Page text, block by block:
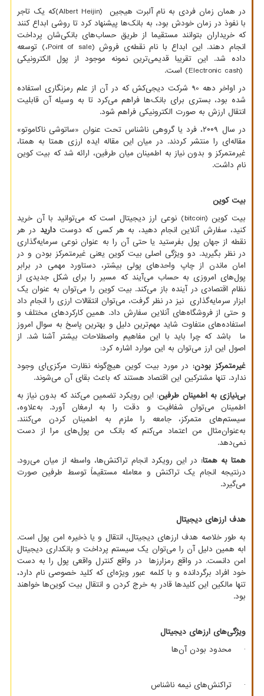
در همان زمان فردی به نام آلبرت هیجین (Albert Heijin)که یک تاجر
با نفوذ در زمان خودش بود، به بانک‌ها پیشنهاد کرد تا روشی ابداع کنند
که خریداران بتوانند مستقیما از طریق حساب‌های بانکی‌شان پرداخت
انجام دهند. این ابداع با نام نقطه‌ی فروش Point of sale)،( توسعه
داده شد. این تقریبا قدیمی‌ترین نمونه موجود از پول الکترونیکی
(Electronic cash) است.
در اواخر دهه 90 شرکت دیجی‌کش که در آن از علم رمزنگاری استفاده
شده بود، بستری برای بانک‌ها فراهم می‌کرد تا به وسیله آن قابلیت
انتقال ارزش به صورت الکترونیکی فراهم شود.
در سال ۲۰۰۹، فرد یا گروهی ناشناس تحت عنوان «ساتوشی ناکاموتو»
مقاله‌ای را منتشر کردند. در میان این مقاله ایده ارزی همتا به همتا،
غیرمتمرکز و بدون نیاز به اطمینان میان طرفین، ارائه شد که بیت کوین
نام داشت.
بیت کوین
بیت کوین(bitcoin) نوعی ارز دیجیتال است که می‌توانید با آن خرید
کنید، سفارش‌ آنلاین انجام دهید، به هر کسی که دوستدارید در هر
نقطه از جهان پول بفرستید یا حتی آن را به عنوان نوعی سرمایه‌گذاری
در نظر بگیرید. دو ویژگی اصلی بیت کوین یعنی غیرمتمرکز بودن و در
امان ماندن از چاپ واحدهای پولی بیشتر، دستاورد مهمی در برابر
پول‌های امروزی به حساب می‌آیند که مسیر را برای شکل جدیدی از
نظام اقتصادی در آینده باز می‌کند. بیت کوین را می‌توان به عنوان یک
ابزار سرمایه‌گذاری نیز در نظر گرفت، می‌توان انتقالات ارزی را انجام داد
و حتی از فروشگاه‌های آنلاین سفارش داد. همین کارکردهای مختلف و
استفاده‌های متفاوت شاید مهم‌ترین دلیل و بهترین پاسخ به سوال امروز
ما باشد که چرا باید با این مفاهیم واصطلاحات بیشتر آشنا شد. از
اصول این ارز می‌توان به این موارد اشاره کرد:
غیرمتمرکز بودن: در مورد بیت کوین هیچ‌گونه نظارت مرکزی‌ای وجود
ندارد. تنها مشترکین این اقتصاد هستند که باعث بقای آن می‌شوند.
بی‌نیازی به اطمینان طرفین: این رویکرد تضمین می‌کند که بدون نیاز به
اطمینان می‌توان شفافیت و دقت را به ارمغان آورد. به‌علاوه،
سیستم‌های متمرکز، جامعه را ملزم به اطمینان کردن می‌کنند.
به‌عنوان‌مثال من اعتماد می‌کنم که بانک من پول‌های مرا از دست
نمی‌دهد.
همتا به همتا: در این رویکرد انجام تراکنش‌ها، واسطه از میان می‌رود.
درنتیجه انجام یک تراکنش و معامله مستقیماً توسط طرفین صورت
می‌گیرد.
هدف ارزهای دیجیتال
به طور خلاصه هدف ارزهای دیجیتال، انتقال و یا ذخیره امن پول است.
ابه همین دلیل آن را می‌توان یک سیستم پرداخت و بانکداری دیجیتال
امن دانست. در واقع رمزارزها در واقع کنترل واقعی پول را به دست
خود افراد برگردانده و با کلمه عبور ویژه‌ای که کلید خصوصی نام دارد،
تنها مالکین این کلیدها قادر به خرج کردن و انتقال بیت کوین‌ها خواهند
بود.
ویژگی‌های ارزهای دیجیتال
· محدود بودن آن‌ها
· تراکنش‌های نیمه ناشناس